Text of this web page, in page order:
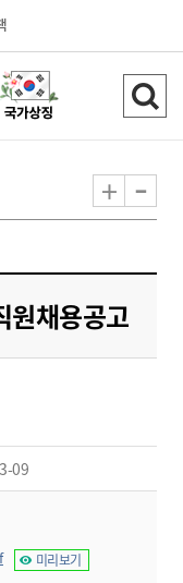
검
색
기
+ -
원채용공고
09
미리보기